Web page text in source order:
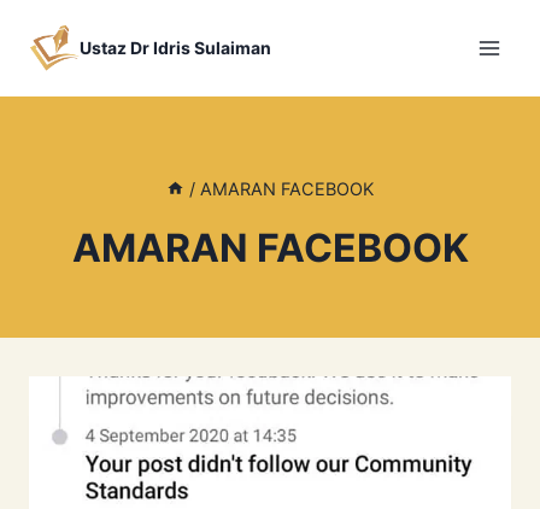
Ustaz Dr Idris Sulaiman
/ AMARAN FACEBOOK
AMARAN FACEBOOK